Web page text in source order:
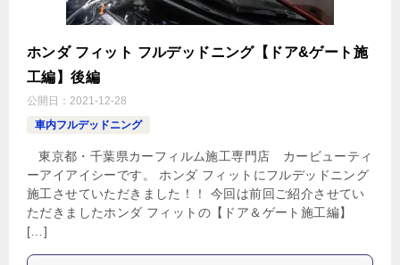
ホンダ フィット フルデッドニング【ドア&ゲート施
工編】後編
公開日： 2021-12-28
車内フルデッドニング
東京都・千葉県カーフィルム施工専門店 カービューティ
ーアイアイシーです。 ホンダ フィットにフルデッドニング
施工させていただきました！！ 今回は前回ご紹介させてい
ただきましたホンダ フィットの【ドア＆ゲート施工編】
[…]